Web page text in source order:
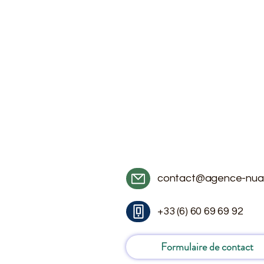
contact@agence-
+33 (6) 60 69 69 92
Formulaire de contact